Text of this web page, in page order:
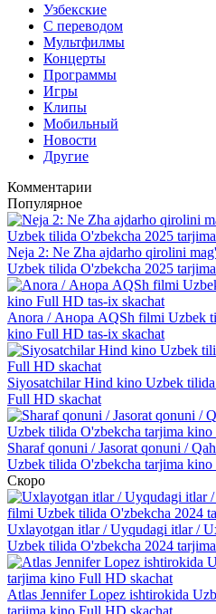
Узбекские
С переводом
Мультфилмы
Концерты
Программы
Игры
Клипы
Мобильный
Новости
Другие
Комментарии
Популярное
Neja 2: Ne Zha ajdarho qirolini
Uzbek tilida O'zbekcha 2025
Anora / Анора AQSh filmi Uzbek
kino Full HD tas-ix skachat
Siyosatchilar Hind kino Uzbek
Full HD skachat
Sharaf qonuni / Jasorat qonuni /
Uzbek tilida O'zbekcha tarjima
Скоро
Uxlayotgan itlar / Uyqudagi itlar /
Uzbek tilida O'zbekcha 2024
Atlas Jennifer Lopez ishtirokida
tarjima kino Full HD skachat